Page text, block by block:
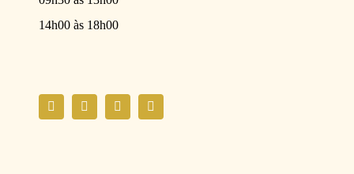
14h00 às 18h00